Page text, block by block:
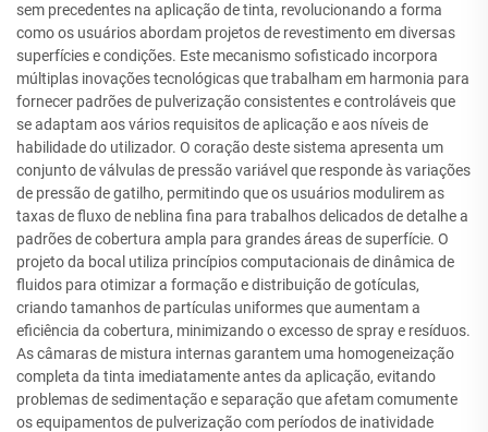
sem precedentes na aplicação de tinta, revolucionando a forma
como os usuários abordam projetos de revestimento em diversas
superfícies e condições. Este mecanismo sofisticado incorpora
múltiplas inovações tecnológicas que trabalham em harmonia para
fornecer padrões de pulverização consistentes e controláveis que
se adaptam aos vários requisitos de aplicação e aos níveis de
habilidade do utilizador. O coração deste sistema apresenta um
conjunto de válvulas de pressão variável que responde às variações
de pressão de gatilho, permitindo que os usuários modulirem as
taxas de fluxo de neblina fina para trabalhos delicados de detalhe a
padrões de cobertura ampla para grandes áreas de superfície. O
projeto da bocal utiliza princípios computacionais de dinâmica de
fluidos para otimizar a formação e distribuição de gotículas,
criando tamanhos de partículas uniformes que aumentam a
eficiência da cobertura, minimizando o excesso de spray e resíduos.
As câmaras de mistura internas garantem uma homogeneização
completa da tinta imediatamente antes da aplicação, evitando
problemas de sedimentação e separação que afetam comumente
os equipamentos de pulverização com períodos de inatividade